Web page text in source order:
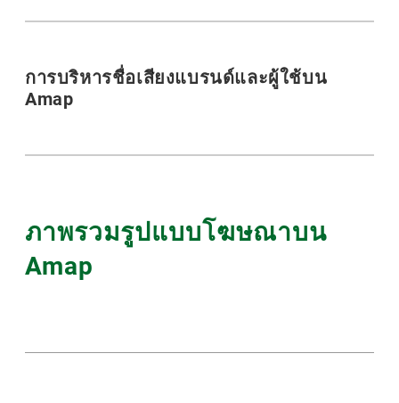
การบริหารชื่อเสียงแบรนด์และผู้ใช้บน
Amap
ภาพรวมรูปแบบโฆษณาบน
Amap